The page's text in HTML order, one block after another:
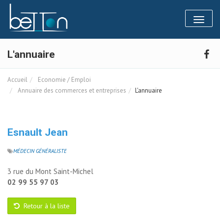
Toggle
L'annuaire
Accueil
Economie / Emploi
Annuaire des commerces et entreprises
L'annuaire
Esnault Jean
MÉDECIN GÉNÉRALISTE
3 rue du Mont Saint-Michel
02 99 55 97 03
Retour à la liste
Panneau de gestion des cookies